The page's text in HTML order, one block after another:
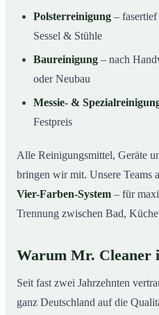
Polsterreinigung –
Sessel & Stühle
Baureinigung – nach
oder Neubau
Messie- &
Festpreis
Alle Reinigungsmittel, Geräte
bringen wir mit. Unsere Teams
Vier-Farben-System – für
Trennung zwischen Bad,
Warum Mr. Cleaner
Seit fast zwei Jahrzehnten
ganz Deutschland auf die